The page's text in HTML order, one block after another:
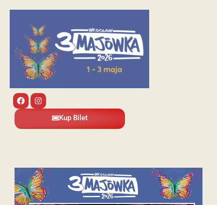
Kup Bilet